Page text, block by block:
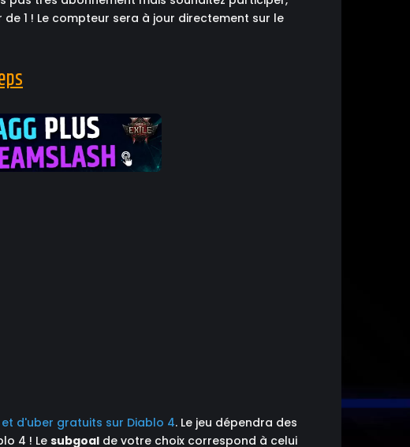
1 ! Le compteur sera à jour directement sur le
d'uber gratuits sur Diablo 4. Le jeu dépendra des
4 ! Lesubgoal de votre choix correspond à celui